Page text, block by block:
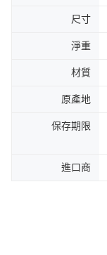
尺寸
淨重
材質
原產地
保存期限
進口商